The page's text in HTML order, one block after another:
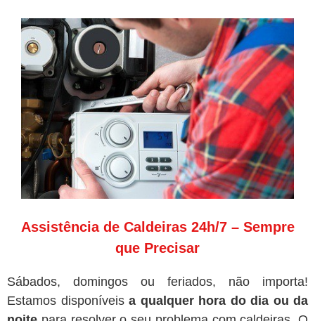
Assistência de Caldeiras 24h/7 – Sempre
que Precisar
Sábados, domingos ou feriados, não importa!
Estamos disponíveis a qualquer hora do dia ou da